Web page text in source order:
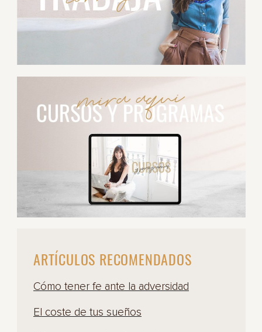
ARTÍCULOS RECOMENDADOS
Cómo tener fe ante la adversidad
El coste de tus sueños